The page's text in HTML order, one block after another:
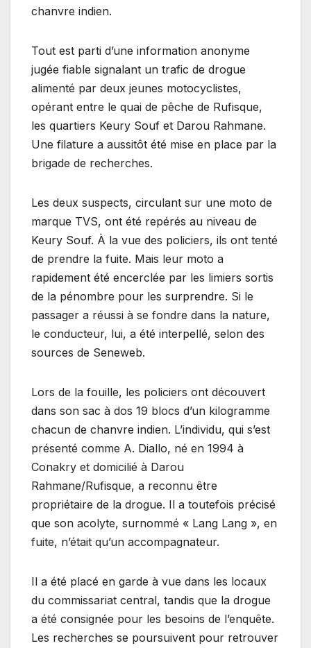
chanvre indien.
Tout est parti d’une information anonyme
jugée fiable signalant un trafic de drogue
alimenté par deux jeunes motocyclistes,
opérant entre le quai de pêche de Rufisque,
les quartiers Keury Souf et Darou Rahmane.
Une filature a aussitôt été mise en place par la
brigade de recherches.
Les deux suspects, circulant sur une moto de
marque TVS, ont été repérés au niveau de
Keury Souf. À la vue des policiers, ils ont tenté
de prendre la fuite. Mais leur moto a
rapidement été encerclée par les limiers sortis
de la pénombre pour les surprendre. Si le
passager a réussi à se fondre dans la nature,
le conducteur, lui, a été interpellé, selon des
sources de Seneweb.
Lors de la fouille, les policiers ont découvert
dans son sac à dos 19 blocs d’un kilogramme
chacun de chanvre indien. L’individu, qui s’est
présenté comme A. Diallo, né en 1994 à
Conakry et domicilié à Darou
Rahmane/Rufisque, a reconnu être
propriétaire de la drogue. Il a toutefois précisé
que son acolyte, surnommé « Lang Lang », en
fuite, n’était qu’un accompagnateur.
Il a été placé en garde à vue dans les locaux
du commissariat central, tandis que la drogue
a été consignée pour les besoins de l’enquête.
Les recherches se poursuivent pour retrouver